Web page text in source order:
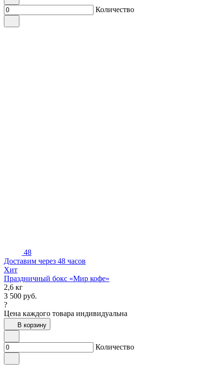
Количество
48
Доставим через 48 часов
Хит
Праздничный бокс «Мир кофе»
2,6 кг
3 500 руб.
?
Цена каждого товара индивидуальна
В корзину
Количество